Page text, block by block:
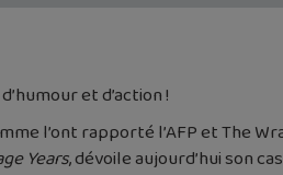
et d’action !
l’ont rapporté l’AFP et The
Years, dévoile aujourd’hui son